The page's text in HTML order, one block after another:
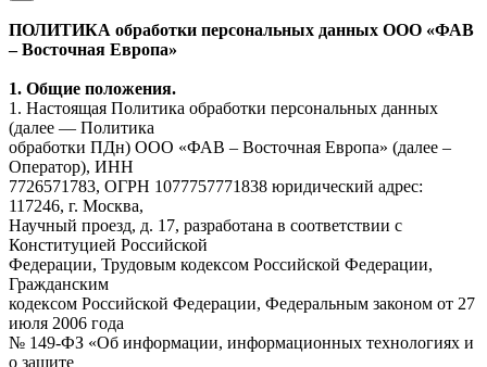
ПОЛИТИКА обработки персональных данных ООО «ФАВ
– Восточная Европа»
1. Общие положения.
1. Настоящая Политика обработки персональных данных
(далее — Политика
обработки ПДн) ООО «ФАВ – Восточная Европа» (далее –
Оператор), ИНН
7726571783, ОГРН 1077757771838 юридический адрес:
117246, г. Москва,
Научный проезд, д. 17, разработана в соответствии с
Конституцией Российской
Федерации, Трудовым кодексом Российской Федерации,
Гражданским
кодексом Российской Федерации, Федеральным законом от 27
июля 2006 года
№ 149-ФЗ «Об информации, информационных технологиях и
о защите